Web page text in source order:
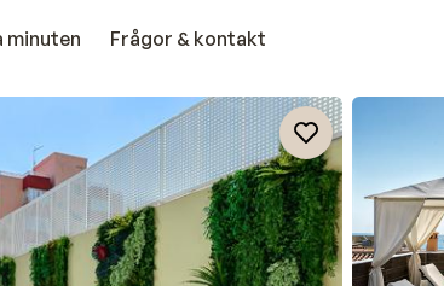
minuten Frågor & kontakt